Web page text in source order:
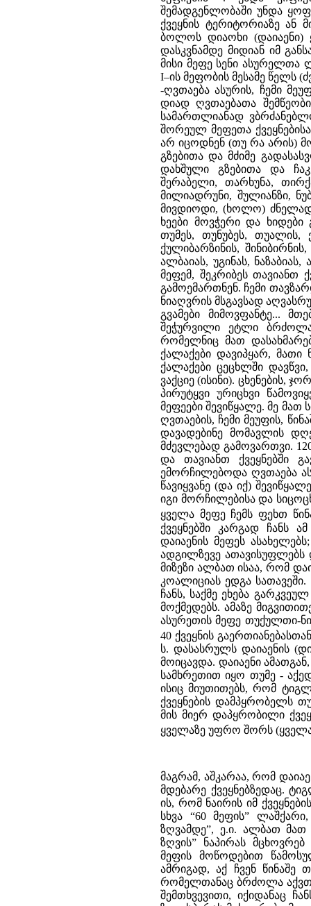
შემადგენლობაში უნდა
ქვეყნის ტერიტორიაზე
ბოლოს დიაოხი (დაიაენი)
დასკვნამდე მიდიან იმ
მისი მეფე სენი ასურელთა
I–ის მეფობის მესამე წელს
-ღვთაება ასურის, ჩემი
დიად ღვთაებათა
სამართლიანად
შორეულ მეფეთა
არ იცოდნენ (თუ რა არის)
გზებითა და მძიმე
დახშული გზებითა და
შერაბელი, თარხუნა,
მილიადრუნი, შულიანზი,
მივდიოდი, (ხოლო) ძნელად
ხეები მოვჭერი და
თუმეს, თუნუბეს, თუალის,
ქულიბარზინის,
ალბაიას, უგინას, ნაზაბიას,
მეფემ, შეკრიბეს თავიანთ
გამოემართნენ. ჩემი
ნიაღვრის მსგავსად
გვამები მიმოვფანტე...
შეჭურვილი ეტლი
რომელნიც მათ
ქალაქები დავიპყარ,
ქალაქები ცეცხლში
ვაქციე (ისინი). ცხენების,
პირუტყვი ურიცხვი
მეფეები შევიწყალე. მე მათ
ღვთაების, ჩემი მეუფის,
დავადებინე მომავლის
მძევლებად გამოვართვი.
და თავიანთ ქვეყნებში
ემორჩილებოდა ღვთაება
წავიყვანე (და იქ)
იგი მორჩილებისა და
ყველა მეფე ჩემს ფეხთ
ქვეყნებში კარგად ჩანს
დაიაენის მეფეს
ადგილზევე ათავისუფლებს
მიზეზი ალბათ ისაა, რომ
კოალიციას ედგა
ჩანს, საქმე ეხება
მოქმედებს. ამაზე
ასურეთის მეფე თუქულთი-
40 ქვეყნის გაერთიანებასთან
ს. დასასრულს დაიაენის
მოიცავდა. დაიაენი
სამხრეთით იყო თუმე -
ისიც მიუთითებს, რომ
ქვეყნების დამპყრობელს
მის მიერ დაპყრობილი
ყველაზე უფრო შორს
მაგრამ, აშკარაა, რომ
მდებარე ქვეყნებზედაც.
ის, რომ ნაირის იმ
სხვა “60 მეფის”
ზღვამდე”, ე.ი. ალბათ მათ
ზღვის” ნაპირას
მეფის მოწოდებით
ამრიგად, აქ ჩვენ წინაშე
რომელთანაც ბრძოლა აქვთ
შემთხვევითი, იქიდანაც